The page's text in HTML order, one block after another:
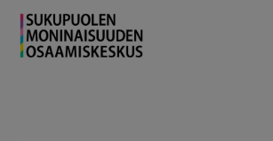
Hyppää
pääsisältöön